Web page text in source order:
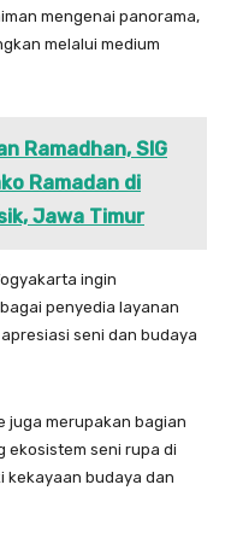
mengenai panorama,
melalui medium
Ramadhan, SIG
Ramadan di
Jawa Timur
ingin
penyedia layanan
seni dan budaya
juga merupakan bagian
ekosistem seni rupa di
kekayaan budaya dan